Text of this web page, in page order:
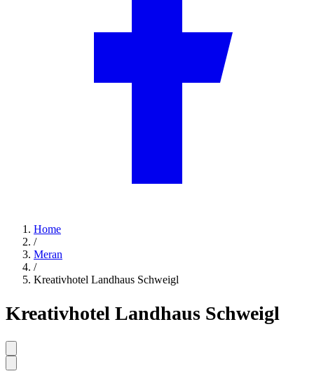
Home
/
Meran
/
Kreativhotel Landhaus Schweigl
Kreativhotel Landhaus Schweigl